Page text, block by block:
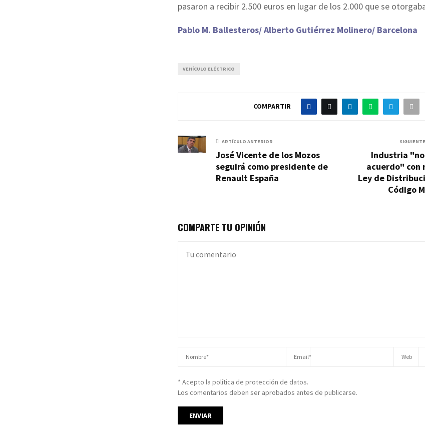
pasaron a recibir 2.500 euros en lugar de los 2.000 que se
Pablo M. Ballesteros/ Alberto Gutiérrez Molinero/ Barcelona
VEHÍCULO ELÉCTRICO
COMPARTIR
ARTÍCULO ANTERIOR
José Vicente de los Mozos
seguirá como presidente de
Renault España
Industria
acuerdo" con
Ley de
Código
COMPARTE TU OPINIÓN
* Acepto la política de protección de datos.
Los comentarios deben ser aprobados antes de publicarse.